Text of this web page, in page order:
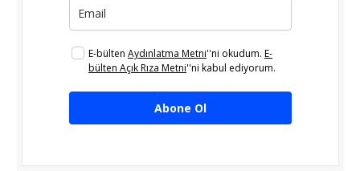
E-bülten Aydınlatma Metni''ni okudum. E-
bülten Açık Rıza Metni''ni kabul ediyorum.
Abone Ol